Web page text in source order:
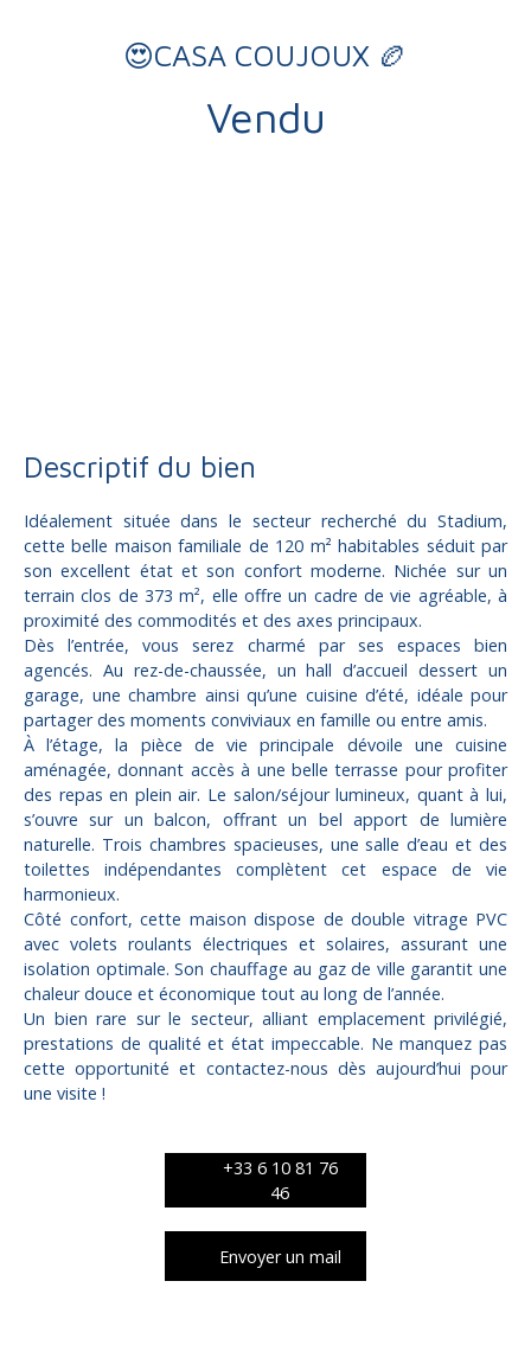
😍CASA COUJOUX 🏉
Vendu
Descriptif du bien
Idéalement située dans le secteur recherché du Stadium,
cette belle maison familiale de 120 m² habitables séduit par
son excellent état et son confort moderne. Nichée sur un
terrain clos de 373 m², elle offre un cadre de vie agréable, à
proximité des commodités et des axes principaux.
Dès l’entrée, vous serez charmé par ses espaces bien
agencés. Au rez-de-chaussée, un hall d’accueil dessert un
garage, une chambre ainsi qu’une cuisine d’été, idéale pour
partager des moments conviviaux en famille ou entre amis.
À l’étage, la pièce de vie principale dévoile une cuisine
aménagée, donnant accès à une belle terrasse pour profiter
des repas en plein air. Le salon/séjour lumineux, quant à lui,
s’ouvre sur un balcon, offrant un bel apport de lumière
naturelle. Trois chambres spacieuses, une salle d’eau et des
toilettes indépendantes complètent cet espace de vie
harmonieux.
Côté confort, cette maison dispose de double vitrage PVC
avec volets roulants électriques et solaires, assurant une
isolation optimale. Son chauffage au gaz de ville garantit une
chaleur douce et économique tout au long de l’année.
Un bien rare sur le secteur, alliant emplacement privilégié,
prestations de qualité et état impeccable. Ne manquez pas
cette opportunité et contactez-nous dès aujourd’hui pour
une visite !
+33 6 10 81 76
46
Envoyer un mail